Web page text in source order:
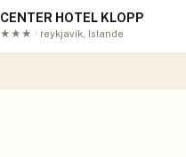
CENTER HOTEL KLOPP
★★★ · reykjavik, Islande